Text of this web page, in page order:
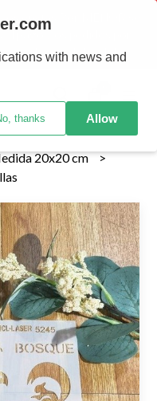
envios Por MENOR se
pago , los pedidos por
al pago del pedido
20x20 cm
with news and
thanks Allow